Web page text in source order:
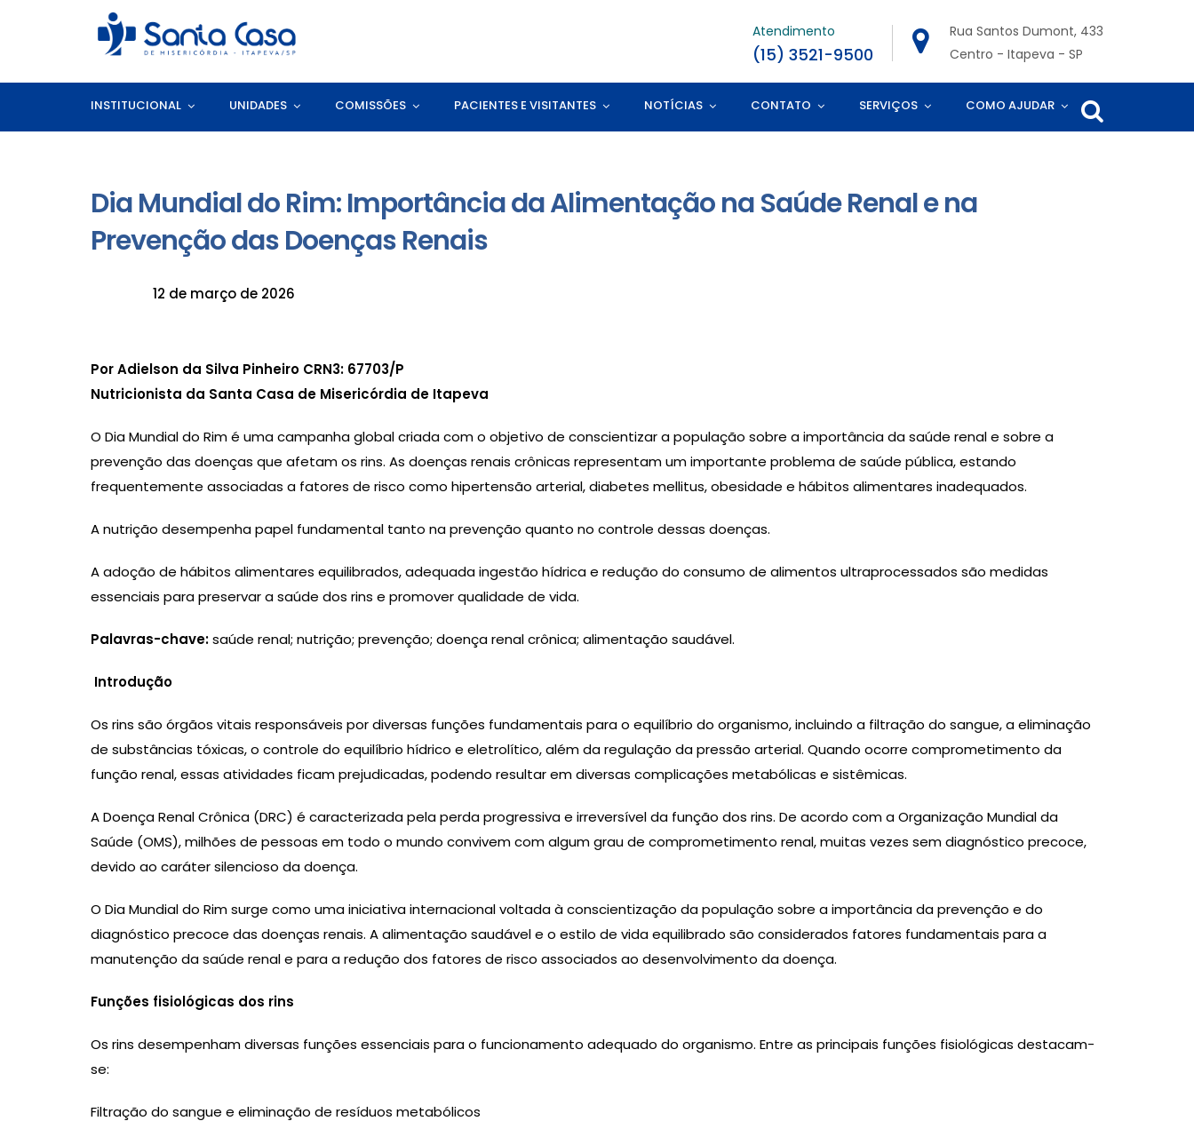
Atendimento
(15) 3521-9500
Rua Santos Dumont, 433
Centro - Itapeva - SP
INSTITUCIONAL UNIDADES COMISSÕES PACIENTES E VISITANTES NOTÍCIAS CONTATO SERVIÇOS COMO AJUDAR
Dia Mundial do Rim: Importância da Alimentação na Saúde Renal e na
Prevenção das Doenças Renais
12 de março de 2026
PorAdielson da Silva Pinheiro CRN3: 67703/P
Nutricionista da Santa Casa de Misericórdia de Itapeva
O Dia Mundial do Rim é uma campanha global criada com o objetivo de conscientizar a população sobre a importância da saúde renal e sobre a
prevenção das doenças que afetam os rins. As doenças renais crônicas representam um importante problema de saúde pública, estando
frequentemente associadas a fatores de risco como hipertensão arterial, diabetes mellitus, obesidade e hábitos alimentares inadequados.
A nutrição desempenha papel fundamental tanto na prevenção quanto no controle dessas doenças.
A adoção de hábitos alimentares equilibrados, adequada ingestão hídrica e redução do consumo de alimentos ultraprocessados são medidas
essenciais para preservar a saúde dos rins e promover qualidade de vida.
Palavras-chave:saúde renal; nutrição; prevenção; doença renal crônica; alimentação saudável.
Introdução
Os rins são órgãos vitais responsáveis por diversas funções fundamentais para o equilíbrio do organismo, incluindo a filtração do sangue, a eliminação
de substâncias tóxicas, o controle do equilíbrio hídrico e eletrolítico, além da regulação da pressão arterial. Quando ocorre comprometimento da
função renal, essas atividades ficam prejudicadas, podendo resultar em diversas complicações metabólicas e sistêmicas.
A Doença Renal Crônica (DRC) é caracterizada pela perda progressiva e irreversível da função dos rins. De acordo com a Organização Mundial da
Saúde (OMS), milhões de pessoas em todo o mundo convivem com algum grau de comprometimento renal, muitas vezes sem diagnóstico precoce,
devido ao caráter silencioso da doença.
O Dia Mundial do Rim surge como uma iniciativa internacional voltada à conscientização da população sobre a importância da prevenção e do
diagnóstico precoce das doenças renais. A alimentação saudável e o estilo de vida equilibrado são considerados fatores fundamentais para a
manutenção da saúde renal e para a redução dos fatores de risco associados ao desenvolvimento da doença.
Funções fisiológicas dos rins
Os rins desempenham diversas funções essenciais para o funcionamento adequado do organismo. Entre as principais funções fisiológicas destacam-
se:
Filtração do sangue e eliminação de resíduos metabólicos